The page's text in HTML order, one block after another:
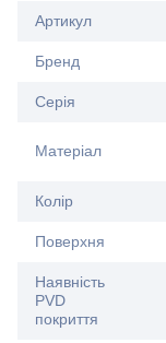
Артикул
Бренд
Серія
Матеріал
Колір
Поверхня
Наявність
PVD
покриття